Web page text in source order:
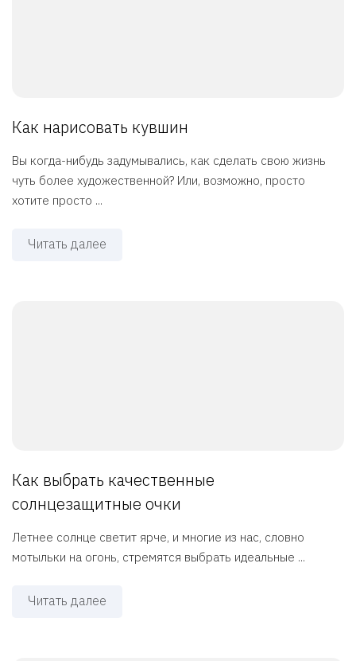
Как нарисовать кувшин
Вы когда-нибудь задумывались, как сделать свою жизнь
чуть более художественной? Или, возможно, просто
хотите просто ...
Читать далее
Как выбрать качественные
солнцезащитные очки
Летнее солнце светит ярче, и многие из нас, словно
мотыльки на огонь, стремятся выбрать идеальные ...
Читать далее